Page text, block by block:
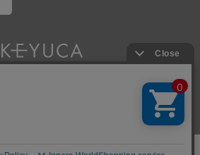
Co., Ltd. All Rights Reserved.